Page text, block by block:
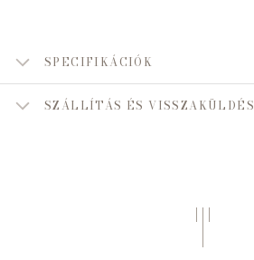
SPECIFIKÁCIÓK
SZÁLLÍTÁS ÉS VISSZAKÜLDÉS